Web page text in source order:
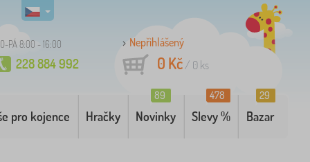
PÁ 8:00 - 16:00
228 884 992
Nepřihlášený
0 Kč/ 0 ks
pro kojence Hračky Novinky
89
Slevy %
478
Bazar
29